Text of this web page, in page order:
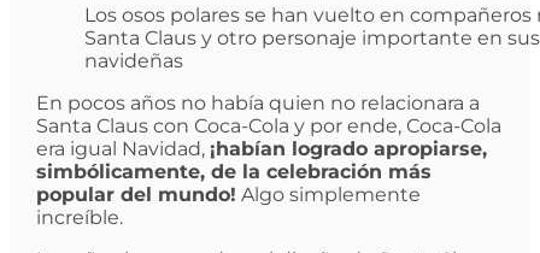
Los osos polares se han vuelto en
Santa Claus y otro personaje importante en
navideñas
En pocos años no había quien no relacionara a
Santa Claus con Coca-Cola y por ende, Coca-Cola
era igual Navidad, ¡habían logrado apropiarse,
simbólicamente, de la celebración más
popular del mundo! Algo simplemente
increíble.